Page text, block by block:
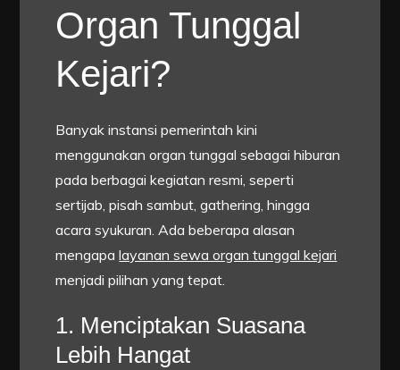
Organ Tunggal
Kejari?
Banyak instansi pemerintah kini
menggunakan organ tunggal sebagai hiburan
pada berbagai kegiatan resmi, seperti
sertijab, pisah sambut, gathering, hingga
acara syukuran. Ada beberapa alasan
mengapalayanan sewa organ tunggal kejari
menjadi pilihan yang tepat.
1. Menciptakan Suasana
Lebih Hangat